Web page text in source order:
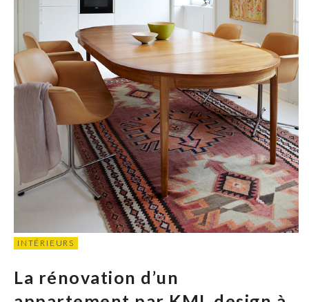
INTÉRIEURS
La rénovation d’un